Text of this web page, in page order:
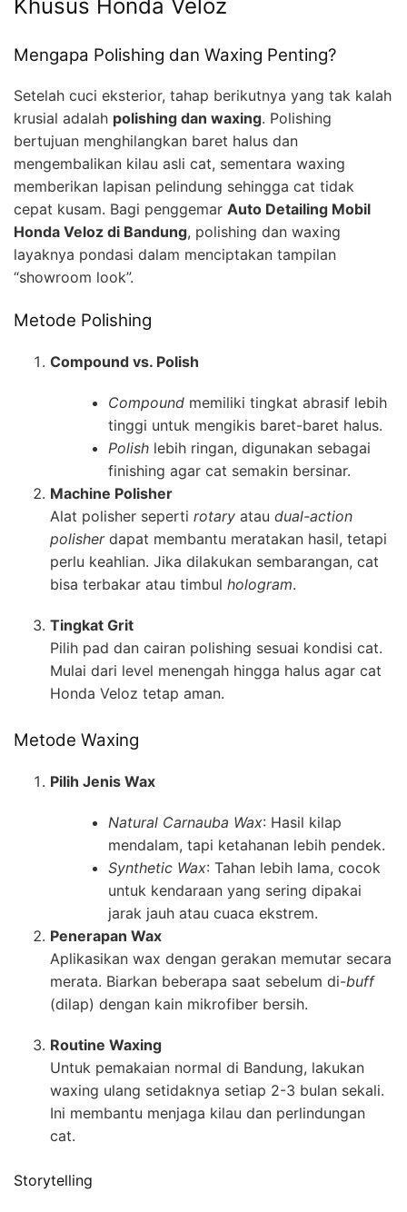
Khusus Honda Veloz
Mengapa Polishing dan Waxing Penting?
Setelah cuci eksterior, tahap berikutnya yang tak kalah
krusial adalah polishing dan waxing. Polishing
bertujuan menghilangkan baret halus dan
mengembalikan kilau asli cat, sementara waxing
memberikan lapisan pelindung sehingga cat tidak
cepat kusam. Bagi penggemar Auto Detailing Mobil
Honda Veloz di Bandung, polishing dan waxing
layaknya pondasi dalam menciptakan tampilan
“showroom look”.
Metode Polishing
Compound vs. Polish
Compound memiliki tingkat abrasif lebih
tinggi untuk mengikis baret-baret halus.
Polish lebih ringan, digunakan sebagai
finishing agar cat semakin bersinar.
Machine Polisher
Alat polisher seperti rotary atau dual-action
polisherdapat membantu meratakan hasil, tetapi
perlu keahlian. Jika dilakukan sembarangan, cat
bisa terbakar atau timbul hologram.
Tingkat Grit
Pilih pad dan cairan polishing sesuai kondisi cat.
Mulai dari level menengah hingga halus agar cat
Honda Veloz tetap aman.
Metode Waxing
Pilih Jenis Wax
Natural Carnauba Wax: Hasil kilap
mendalam, tapi ketahanan lebih pendek.
Synthetic Wax: Tahan lebih lama, cocok
untuk kendaraan yang sering dipakai
jarak jauh atau cuaca ekstrem.
Penerapan Wax
Aplikasikan wax dengan gerakan memutar secara
merata. Biarkan beberapa saat sebelum di-buff
(dilap) dengan kain mikrofiber bersih.
Routine Waxing
Untuk pemakaian normal di Bandung, lakukan
waxing ulang setidaknya setiap 2-3 bulan sekali.
Ini membantu menjaga kilau dan perlindungan
cat.
Storytelling